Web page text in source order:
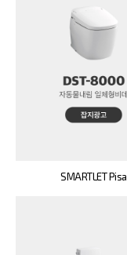
SMARTLET Pisa